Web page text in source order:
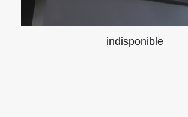
indisponible